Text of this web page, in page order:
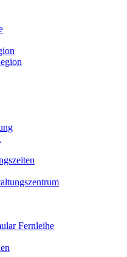
Fernleihe